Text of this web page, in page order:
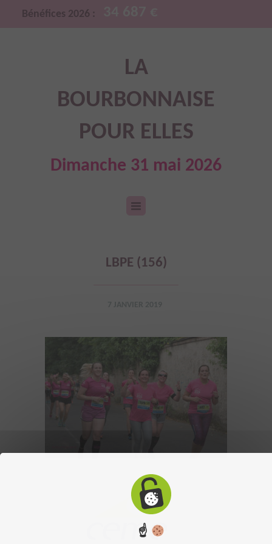
Bénéfices 2026 :
LA
BOURBONNAISE
POUR ELLES
Dimanche 31 mai 2026
LBPE (156)
☝